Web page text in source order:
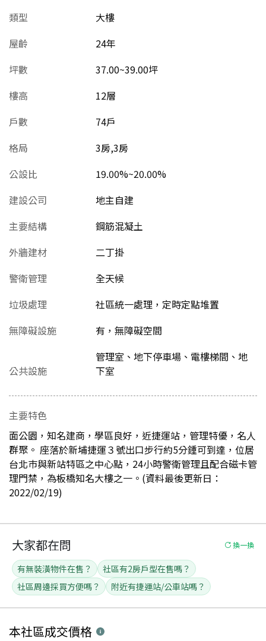
類型
大樓
屋齡
24年
坪數
37.00~39.00坪
樓高
12層
戶數
74戶
格局
3房,3房
公設比
19.00%~20.00%
建設公司
地主自建
主要結構
鋼筋混凝土
外牆建材
二丁掛
警衛管理
全天候
垃圾處理
社區統一處理，定時定點堆置
無障礙設施
有，無障礙空間
公共設施
管理室、地下停車場、電樓梯間、地
下室
主要特色
面公園，知名建商，學區良好，近捷運站，管理特優，名人
群聚。 座落於新埔捷運３號出口步行約5分鍾可到達，位居
台北巿與新站特區之中心點，24小時警衛管理且配合磁卡管
理門禁，為板橋知名大樓之一。(資料最後更新日：
2022/02/19)
大家都在問 換一換
有無裝潢物件在售？
社區有2房戶型在售嗎？
社區周邊採買方便嗎？
附近有捷運站/公車站嗎？
本社區成交價格